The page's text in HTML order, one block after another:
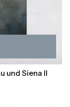
und Siena II